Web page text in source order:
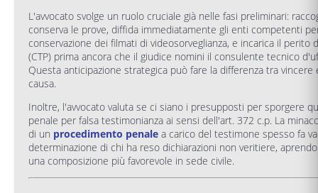
L'avvocato svolge un ruolo cruciale già nelle fasi preliminari:
conserva le prove, diffida immediatamente gli enti competenti
conservazione dei filmati di videosorveglianza, e incarica il perito
(CTP) prima ancora che il giudice nomini il consulente tecnico
Questa anticipazione strategica può fare la differenza tra vincere
causa.
Inoltre, l'avvocato valuta se ci siano i presupposti per sporgere
penale per falsa testimonianza ai sensi dell'art. 372 c.p. La
di un procedimento penale a carico del testimone spesso fa
determinazione di chi ha reso dichiarazioni non veritiere,
una composizione più favorevole in sede civile.